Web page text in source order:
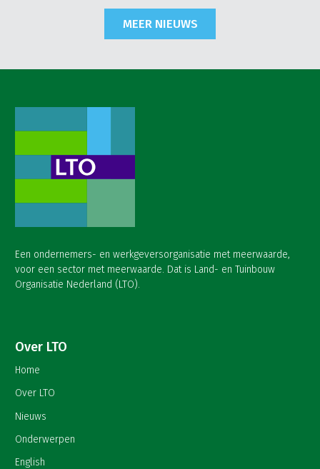
MEER NIEUWS
Een ondernemers- en werkgeversorganisatie met meerwaarde,
voor een sector met meerwaarde. Dat is Land- en Tuinbouw
Organisatie Nederland (LTO).
Over LTO
Home
Over LTO
Nieuws
Onderwerpen
English